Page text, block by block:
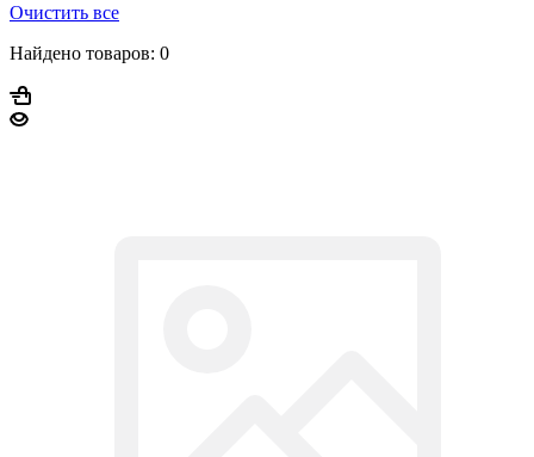
Очистить все
Найдено товаров: 0